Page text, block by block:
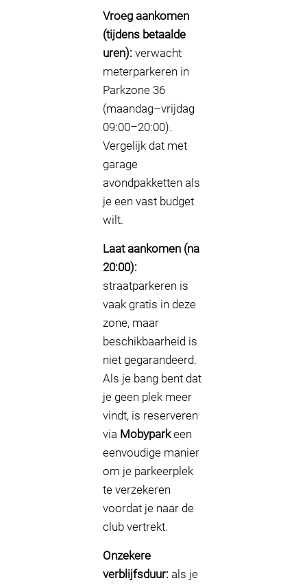
Vroeg aankomen
(tijdens betaalde
uren): verwacht
meterparkeren in
Parkzone 36
(maandag–vrijdag
09:00–20:00).
Vergelijk dat met
garage
avondpakketten als
je een vast budget
wilt.
Laat aankomen (na
20:00):
straatparkeren is
vaak gratis in deze
zone, maar
beschikbaarheid is
niet gegarandeerd.
Als je bang bent dat
je geen plek meer
vindt, is reserveren
via Mobyparkeen
eenvoudige manier
om je parkeerplek
te verzekeren
voordat je naar de
club vertrekt.
Onzekere
verblijfsduur: als je